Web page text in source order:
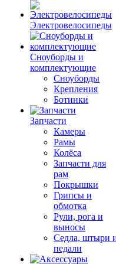
Электровелосипеды
Cноуборды и
комплектующие
Сноуборды
Крепления
Ботинки
Запчасти
Камеры
Рамы
Колёса
Запчасти для
рам
Покрышки
Грипсы и
обмотка
Рули, рога и
выносы
Седла, штыри
педали